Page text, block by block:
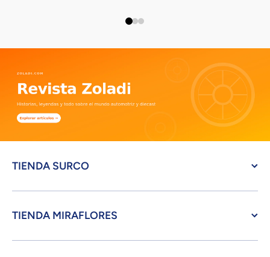
TIENDA SURCO
TIENDA MIRAFLORES